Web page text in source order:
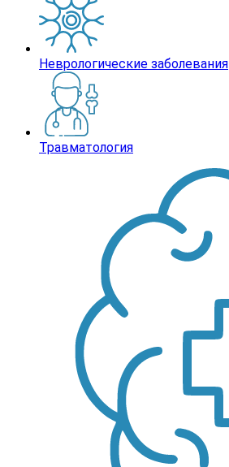
Неврологические заболевания
Травматология